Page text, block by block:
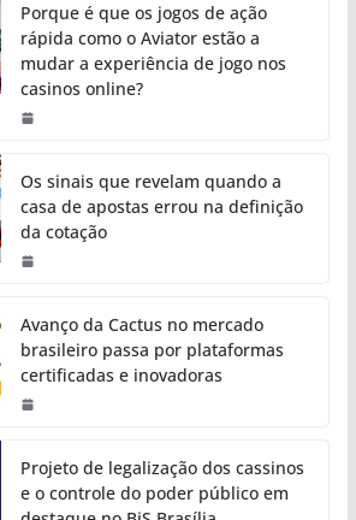
Porque é que os jogos de ação
rápida como o Aviator estão a
mudar a experiência de jogo nos
casinos online?
Os sinais que revelam quando a
casa de apostas errou na definição
da cotação
Avanço da Cactus no mercado
brasileiro passa por plataformas
certificadas e inovadoras
Projeto de legalização dos cassinos
e o controle do poder público em